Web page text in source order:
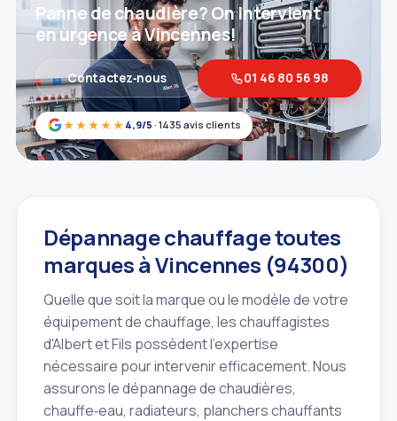
★★★★★ 4,9/5 · 1435 avis clients
Panne de chaudière? On intervient
en urgence à Vincennes!
Contactez‑nous 01 46 80 56 98
Dépannage chauffage toutes
marques à Vincennes (94300)
Quelle que soit la marque ou le modèle de votre
équipement de chauffage, les chauffagistes
d'Albert et Fils possèdent l'expertise
nécessaire pour intervenir efficacement. Nous
assurons le dépannage de chaudières,
chauffe‑eau, radiateurs, planchers chauffants